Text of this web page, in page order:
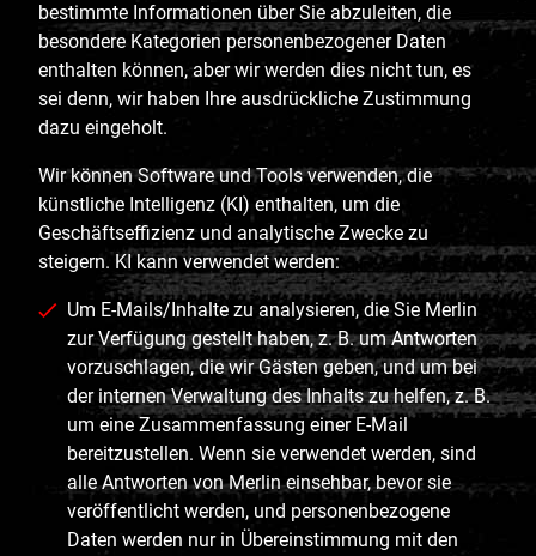
bestimmte Informationen über Sie abzuleiten, die
besondere Kategorien personenbezogener Daten
enthalten können, aber wir werden dies nicht tun, es
sei denn, wir haben Ihre ausdrückliche Zustimmung
dazu eingeholt.
Wir können Software und Tools verwenden, die
künstliche Intelligenz (KI) enthalten, um die
Geschäftseffizienz und analytische Zwecke zu
steigern. KI kann verwendet werden:
Um E-Mails/Inhalte zu analysieren, die Sie Merlin
zur Verfügung gestellt haben, z. B. um Antworten
vorzuschlagen, die wir Gästen geben, und um bei
der internen Verwaltung des Inhalts zu helfen, z. B.
um eine Zusammenfassung einer E-Mail
bereitzustellen. Wenn sie verwendet werden, sind
alle Antworten von Merlin einsehbar, bevor sie
veröffentlicht werden, und personenbezogene
Daten werden nur in Übereinstimmung mit den